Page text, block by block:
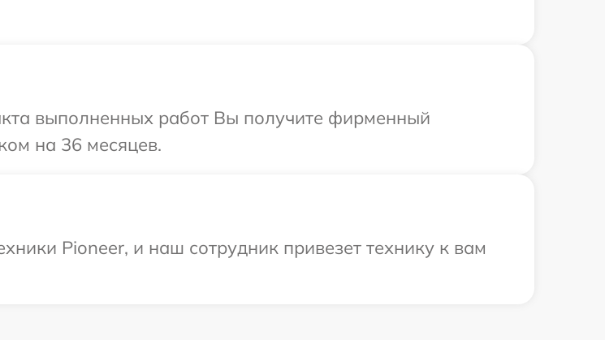
выполненных работ Вы получите фирменный
на 36 месяцев.
Pioneer, и наш сотрудник привезет технику к вам